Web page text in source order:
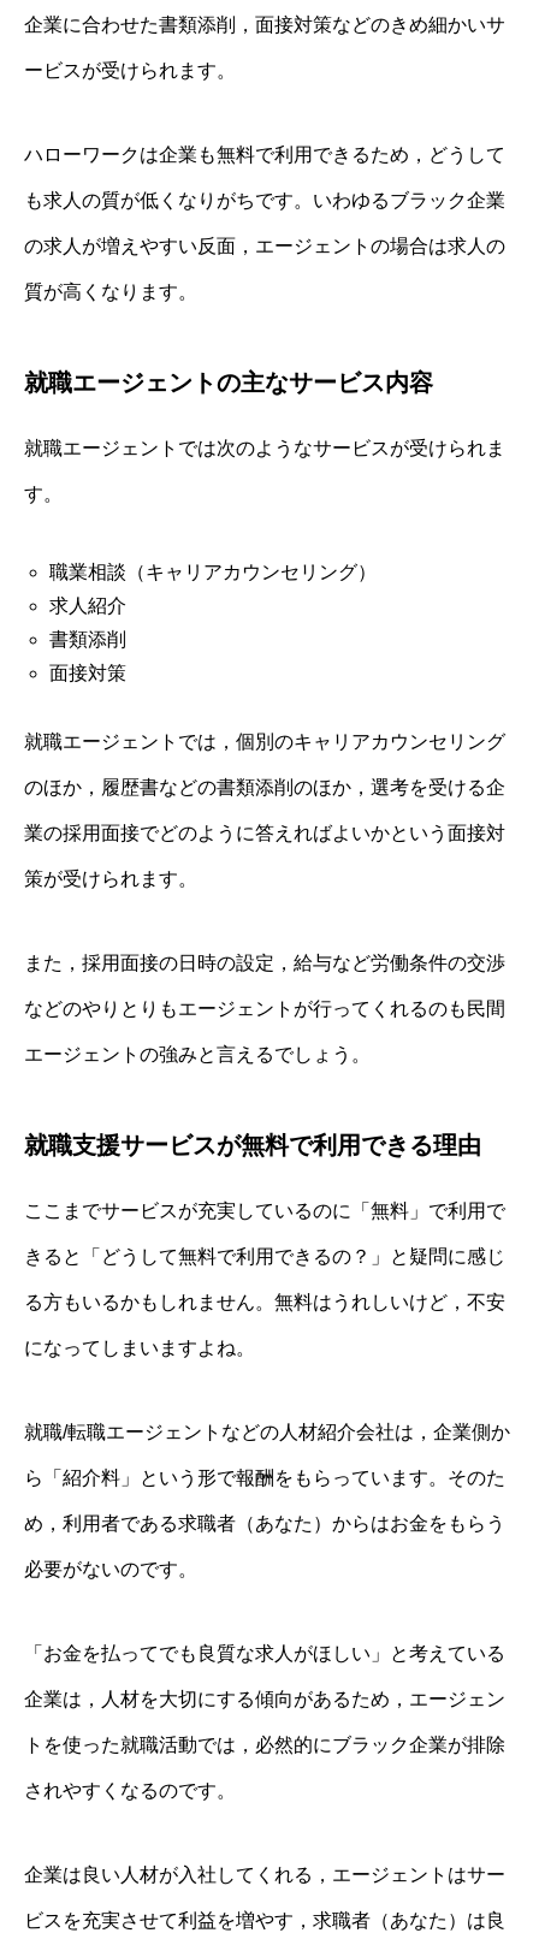
企業に合わせた書類添削，面接対策などのきめ細かいサ
ービスが受けられます。
ハローワークは企業も無料で利用できるため，どうして
も求人の質が低くなりがちです。いわゆるブラック企業
の求人が増えやすい反面，エージェントの場合は求人の
質が高くなります。
就職エージェントの主なサービス内容
就職エージェントでは次のようなサービスが受けられま
す。
職業相談（キャリアカウンセリング）
求人紹介
書類添削
面接対策
就職エージェントでは，個別のキャリアカウンセリング
のほか，履歴書などの書類添削のほか，選考を受ける企
業の採用面接でどのように答えればよいかという面接対
策が受けられます。
また，採用面接の日時の設定，給与など労働条件の交渉
などのやりとりもエージェントが行ってくれるのも民間
エージェントの強みと言えるでしょう。
就職支援サービスが無料で利用できる理由
ここまでサービスが充実しているのに「無料」で利用で
きると「どうして無料で利用できるの？」と疑問に感じ
る方もいるかもしれません。無料はうれしいけど，不安
になってしまいますよね。
就職/転職エージェントなどの人材紹介会社は，企業側か
ら「紹介料」という形で報酬をもらっています。そのた
め，利用者である求職者（あなた）からはお金をもらう
必要がないのです。
「お金を払ってでも良質な求人がほしい」と考えている
企業は，人材を大切にする傾向があるため，エージェン
トを使った就職活動では，必然的にブラック企業が排除
されやすくなるのです。
企業は良い人材が入社してくれる，エージェントはサー
ビスを充実させて利益を増やす，求職者（あなた）は良